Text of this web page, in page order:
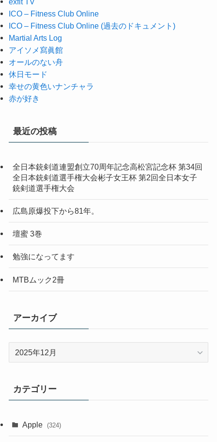
ICO – Fitness Club Online
ICO – Fitness Club Online (過去のドキュメント)
Martial Arts Log
アイソメ寫眞館
オールのない舟
休日モード
幸せの黄色いナンチャラ
赤が好き
最近の投稿
全日本銃剣道連盟創立70周年記念高松宮記念杯 第34回
全日本銃剣道選手権大会彬子女王杯 第2回全日本女子
銃剣道選手権大会
広島原爆投下から81年。
壇蜜 3巻
勉強になってます
MTBムック2冊
アーカイブ
ブ
カテゴリー
Apple (324)